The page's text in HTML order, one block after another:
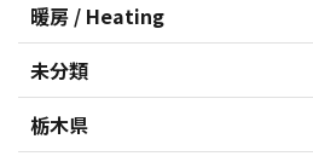
暖房 / Heating
未分類
栃木県